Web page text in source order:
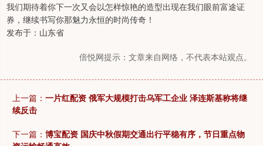
我们期待着你下一次又会以怎样惊艳的造型出现在我们眼前富途证
券，继续书写你那魅力永恒的时尚传奇！
发布于：山东省
倍悦网提示：文章来自网络，不代表本站观点。
上一篇： 一片红配资 俄军大规模打击乌军工企业 泽连斯基称将继
续反击
下一篇： 博宝配资 国庆中秋假期交通出行平稳有序，节日重点物